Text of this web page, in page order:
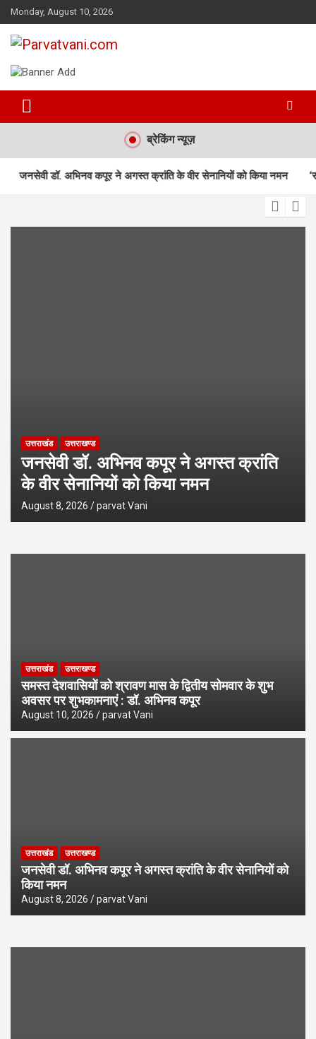
Skip
to
content
Monday, August 10, 2026
Parvatvani.com
ब्रेकिंग न्यूज़
कपूर ने अगस्त क्रांति के वीर सेनानियों को किया नमन ‘राष्ट्रीय हथकरघा
उत्तराखंड उत्तराखण्ड
जनसेवी डॉ. अभिनव कपूर ने अगस्त क्रांति
के वीर सेनानियों को किया नमन
August 8, 2026 parvat Vani
उत्तराखंड उत्तराखण्ड
समस्त देशवासियों को श्रावण मास के द्वितीय सोमवार के शुभ
अवसर पर शुभकामनाएं : डॉ. अभिनव कपूर
August 10, 2026 parvat Vani
उत्तराखंड उत्तराखण्ड
जनसेवी डॉ. अभिनव कपूर ने अगस्त क्रांति के वीर सेनानियों को
किया नमन
August 8, 2026 parvat Vani